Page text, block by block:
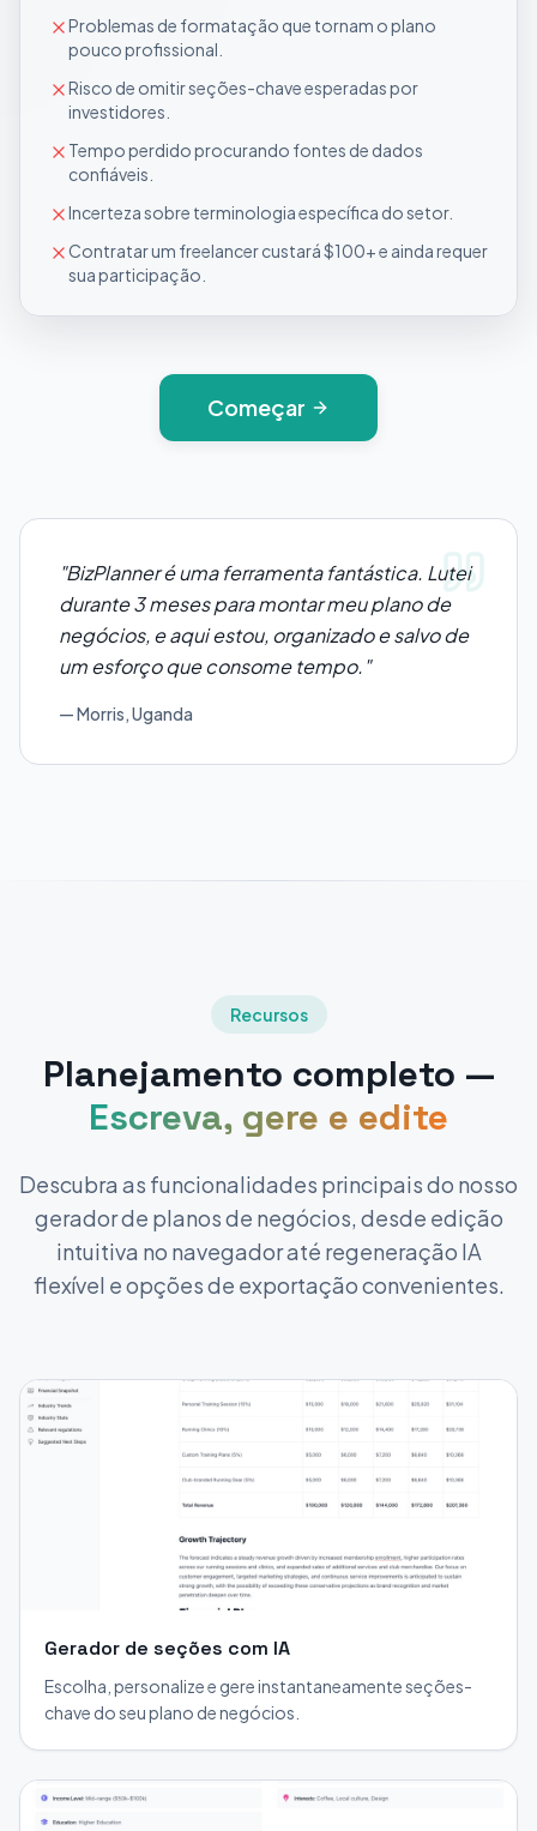
Problemas de formatação que tornam o plano
pouco profissional.
Risco de omitir seções-chave esperadas por
investidores.
Tempo perdido procurando fontes de dados
confiáveis.
Incerteza sobre terminologia específica do setor.
Contratar um freelancer custará $100+ e ainda requer
sua participação.
Começar
"BizPlanner é uma ferramenta fantástica. Lutei
durante 3 meses para montar meu plano de
negócios, e aqui estou, organizado e salvo de
um esforço que consome tempo."
— Morris, Uganda
Recursos
Planejamento completo —
Escreva, gere e edite
Descubra as funcionalidades principais do nosso
gerador de planos de negócios, desde edição
intuitiva no navegador até regeneração IA
flexível e opções de exportação convenientes.
Gerador de seções com IA
Escolha, personalize e gere instantaneamente seções-
chave do seu plano de negócios.